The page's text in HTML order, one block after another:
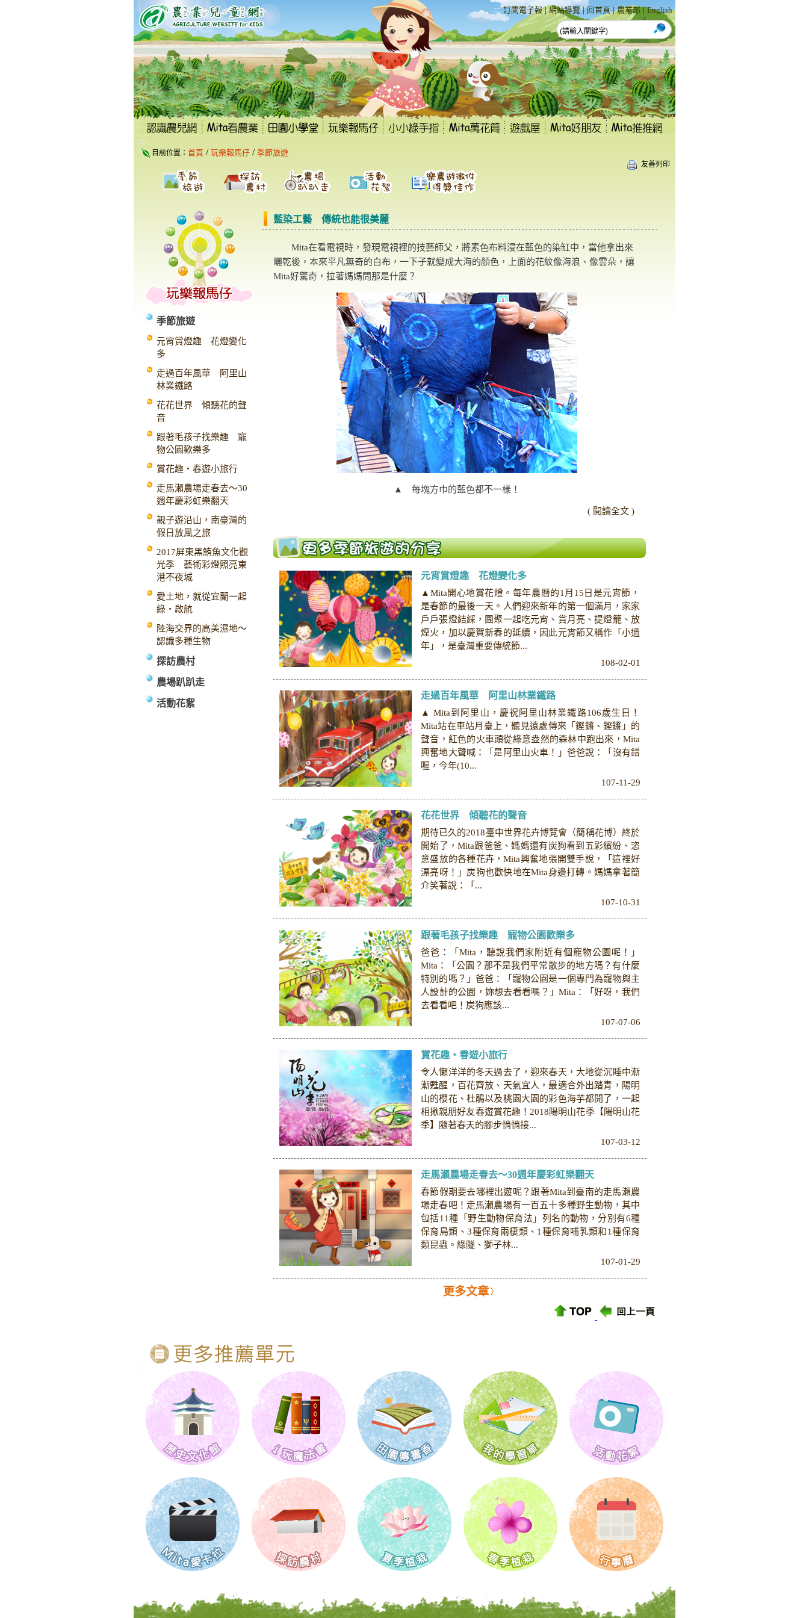
到
主
要
內
容
區
塊
::: 訂閱電子報 |網站導覽 |回首頁 |農業部 |English
:::
目前位置： 首頁 / 玩樂報馬仔 / 季節旅遊
友善列印
:::
季節旅遊
元宵賞燈趣 花燈變化
多
走過百年風華 阿里山
林業鐵路
花花世界 傾聽花的聲
音
跟著毛孩子找樂趣 寵
物公園歡樂多
賞花趣‧春遊小旅行
走馬瀨農場走春去～30
週年慶彩虹樂翻天
親子遊沿山，南臺灣的
假日放風之旅
2017屏東黑鮪魚文化觀
光季 藝術彩燈照亮東
港不夜城
愛土地，就從宜蘭一起
綠‧啟航
陸海交界的高美濕地～
認識多種生物
探訪農村
農場趴趴走
活動花絮
藍染工藝 傳統也能很美麗
Mita在看電視時，發現電視裡的技藝師父，將素色布料浸在藍色的染缸中，當他拿出來
曬乾後，本來平凡無奇的白布，一下子就變成大海的顏色，上面的花紋像海浪、像雲朵，讓
Mita好驚奇，拉著媽媽問那是什麼？
▲ 每塊方巾的藍色都不一樣！
( 閱讀全文 )
元宵賞燈趣 花燈變化多
▲Mita開心地賞花燈。每年農曆的1月15日是元宵節，
是春節的最後一天。人們迎來新年的第一個滿月，家家
戶戶張燈結綵，團聚一起吃元宵、賞月亮、提燈籠、放
煙火，加以慶賀新春的延續，因此元宵節又稱作「小過
年」，是臺灣重要傳統節...
108-02-01
走過百年風華 阿里山林業鐵路
▲ Mita到阿里山，慶祝阿里山林業鐵路106歲生日！
Mita站在車站月臺上，聽見遠處傳來「鏗鏘、鏗鏘」的
聲音，紅色的火車頭從綠意盎然的森林中跑出來，Mita
興奮地大聲喊：「是阿里山火車！」爸爸說：「沒有錯
喔，今年(10...
107-11-29
花花世界 傾聽花的聲音
期待已久的2018臺中世界花卉博覽會（簡稱花博）終於
開始了，Mita跟爸爸、媽媽還有炭狗看到五彩繽紛、恣
意盛放的各種花卉，Mita興奮地張開雙手說，「這裡好
漂亮呀！」炭狗也歡快地在Mita身邊打轉。媽媽拿著簡
介笑著說：「...
107-10-31
跟著毛孩子找樂趣 寵物公園歡樂多
爸爸：「Mita，聽說我們家附近有個寵物公園呢！」
Mita：「公園？那不是我們平常散步的地方嗎？有什麼
特別的嗎？」爸爸：「寵物公園是一個專門為寵物與主
人設計的公園，妳想去看看嗎？」Mita：「好呀，我們
去看看吧！炭狗應該...
107-07-06
賞花趣‧春遊小旅行
令人懶洋洋的冬天過去了，迎來春天，大地從沉睡中漸
漸甦醒，百花齊放、天氣宜人，最適合外出踏青，陽明
山的櫻花、杜鵑以及桃園大園的彩色海芋都開了，一起
相揪親朋好友春遊賞花趣！2018陽明山花季【陽明山花
季】隨著春天的腳步悄悄接...
107-03-12
走馬瀨農場走春去～30週年慶彩虹樂翻天
春節假期要去哪裡出遊呢？跟著Mita到臺南的走馬瀨農
場走春吧！走馬瀨農場有一百五十多種野生動物，其中
包括11種「野生動物保育法」列名的動物，分別有6種
保育鳥類、3種保育兩棲類、1種保育哺乳類和1種保育
類昆蟲。綠隧、獅子林...
107-01-29
更多文章